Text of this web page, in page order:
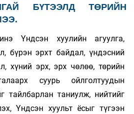
БҮТЭЭЛД ТӨРИЙН
Үндсэн хуулийн агуулга,
бүрэн эрхт байдал, үндэсний
хүний эрх, эрх чөлөө, төрийн
суурь ойлголтуудын
тайлбарлан таниулж, нийтийг
Үндсэн хуульт ёсыг түгээн